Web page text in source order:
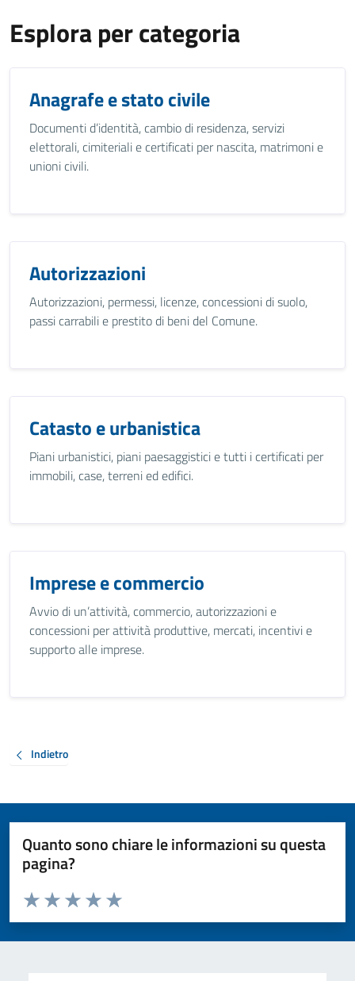
Esplora per categoria
Anagrafe e stato civile
Documenti d’identità, cambio di residenza, servizi
elettorali, cimiteriali e certificati per nascita, matrimoni e
unioni civili.
Autorizzazioni
Autorizzazioni, permessi, licenze, concessioni di suolo,
passi carrabili e prestito di beni del Comune.
Catasto e urbanistica
Piani urbanistici, piani paesaggistici e tutti i certificati per
immobili, case, terreni ed edifici.
Imprese e commercio
Avvio di un’attività, commercio, autorizzazioni e
concessioni per attività produttive, mercati, incentivi e
supporto alle imprese.
Indietro
Quanto sono chiare le informazioni su questa
pagina?
Valuta da 1 a 5 stelle la pagina
Valuta 5 stelle su 5
Valuta 4 stelle su 5
Valuta 3 stelle su 5
Valuta 2 stelle su 5
Valuta 1 stelle su 5